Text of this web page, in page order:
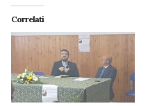
Correlati